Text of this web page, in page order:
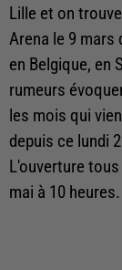
Lille et on
Arena le 9 mars
en Belgique, en
rumeurs
les mois qui
depuis ce lundi
L'ouverture
mai à 10 heures.